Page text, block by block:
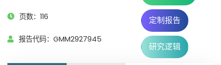
页数：116
报告代码：GMM2927945
定制报告
研究逻辑